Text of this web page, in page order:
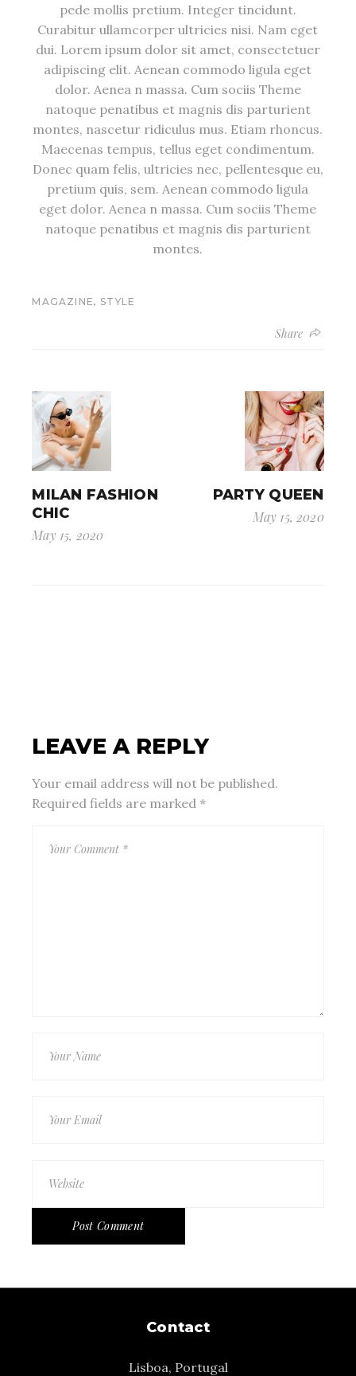
pede mollis pretium. Integer tincidunt.
Curabitur ullamcorper ultricies nisi. Nam eget
dui. Lorem ipsum dolor sit amet, consectetuer
adipiscing elit. Aenean commodo ligula eget
dolor. Aenea n massa. Cum sociis Theme
natoque penatibus et magnis dis parturient
montes, nascetur ridiculus mus. Etiam rhoncus.
Maecenas tempus, tellus eget condimentum.
Donec quam felis, ultricies nec, pellentesque eu,
pretium quis, sem. Aenean commodo ligula
eget dolor. Aenea n massa. Cum sociis Theme
natoque penatibus et magnis dis parturient
montes.
MAGAZINE, STYLE
Share
MILAN FASHION
CHIC
May 15, 2020
PARTY QUEEN
May 15, 2020
LEAVE A REPLY
Your email address will not be published.
Required fields are marked*
Post Comment
Contact
Lisboa, Portugal